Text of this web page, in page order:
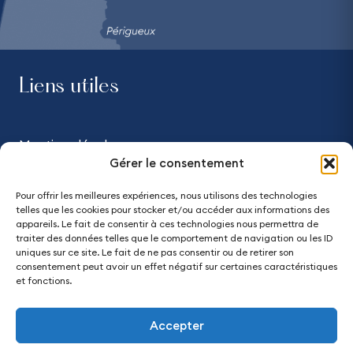
Gérer le consentement
Pour offrir les meilleures expériences, nous utilisons des technologies
telles que les cookies pour stocker et/ou accéder aux informations des
appareils. Le fait de consentir à ces technologies nous permettra de
traiter des données telles que le comportement de navigation ou les ID
uniques sur ce site. Le fait de ne pas consentir ou de retirer son
consentement peut avoir un effet négatif sur certaines caractéristiques
et fonctions.
Accepter
Liens utiles
Mentions légales
Accessibilité - partiellement conforme
Plan du site